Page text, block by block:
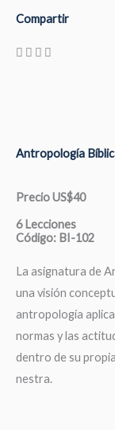
Compartir
Antropología
Precio US$40
6 Lecciones
Código: BI-102
La asignatura de
una visión
antropología
normas y las
dentro de su
nestra.